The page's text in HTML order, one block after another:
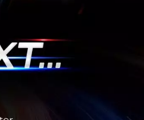
จเป็นหนึ่งในประโยคที่
ลี่ยน เทคโนโลยีก็จะยัง
บของคนเก่ง”